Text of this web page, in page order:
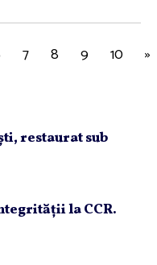
7 8 9 10 »
restaurat sub
la CCR.